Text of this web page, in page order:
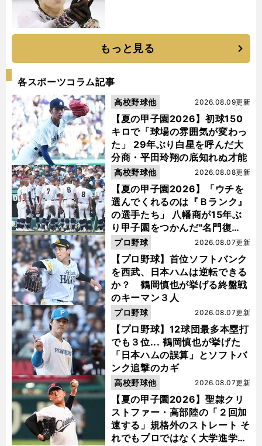
もっと見る
各スポーツコラム記事
【夏の甲子園2026】初球150
キロで「球場の雰囲気が変わっ
た」 29年ぶり白星を呼んだ大
分商・平田玲翔の底知れぬ才能
2026.08.09更新
高校野球他
【夏の甲子園2026】「ウチを
選んでくれるのは『Ｂランク』
の選手たち」 八幡商が15年ぶ
り甲子園をつかんだ"名門復
活"の舞台裏
2026.08.08更新
高校野球他
【プロ野球】首位ソフトバンク
を西武、日本ハムは逆転できる
か？ 鶴岡慎也が挙げる終盤戦
のキーマン３人
2026.08.07更新
プロ野球
【プロ野球】12球団最多本塁打
でも３位... 鶴岡慎也が挙げた
「日本ハムの誤算」とソフトバ
ンク追撃のカギ
2026.08.07更新
プロ野球
【夏の甲子園2026】聖隷クリ
ストファー・高部陸の「２回加
速する」規格外のストレート そ
れでもプロではなく大学進学を
2026.08.07更新
高校野球他